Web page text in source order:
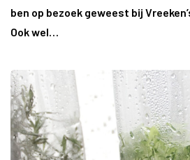
ben op bezoek geweest bij
Ook wel…